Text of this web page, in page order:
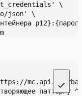
\
json' \